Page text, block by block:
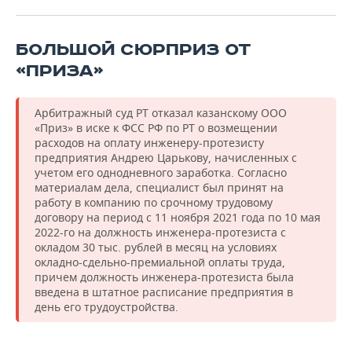
БОЛЬШОЙ СЮРПРИЗ ОТ
«ПРИЗА»
Арбитражный суд РТ отказал казанскому ООО
«Приз» в иске к ФСС РФ по РТ о возмещении
расходов на оплату инженеру-протезисту
предприятия Андрею Царькову, начисленных с
учетом его однодневного заработка. Согласно
материалам дела, специалист был принят на
работу в компанию по срочному трудовому
договору на период с 11 ноября 2021 года по 10 мая
2022-го на должность инженера-протезиста с
окладом 30 тыс. рублей в месяц на условиях
окладно-сдельно-премиальной оплаты труда,
причем должность инженера-протезиста была
введена в штатное расписание предприятия в
день его трудоустройства.